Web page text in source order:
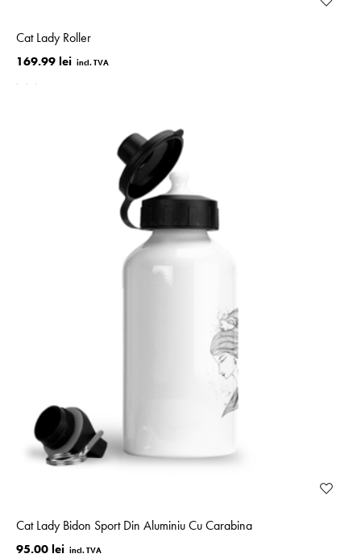
Cat Lady Roller
169.99 lei
Cat Lady Bidon Sport Din Aluminiu Cu Carabina
95.00 lei